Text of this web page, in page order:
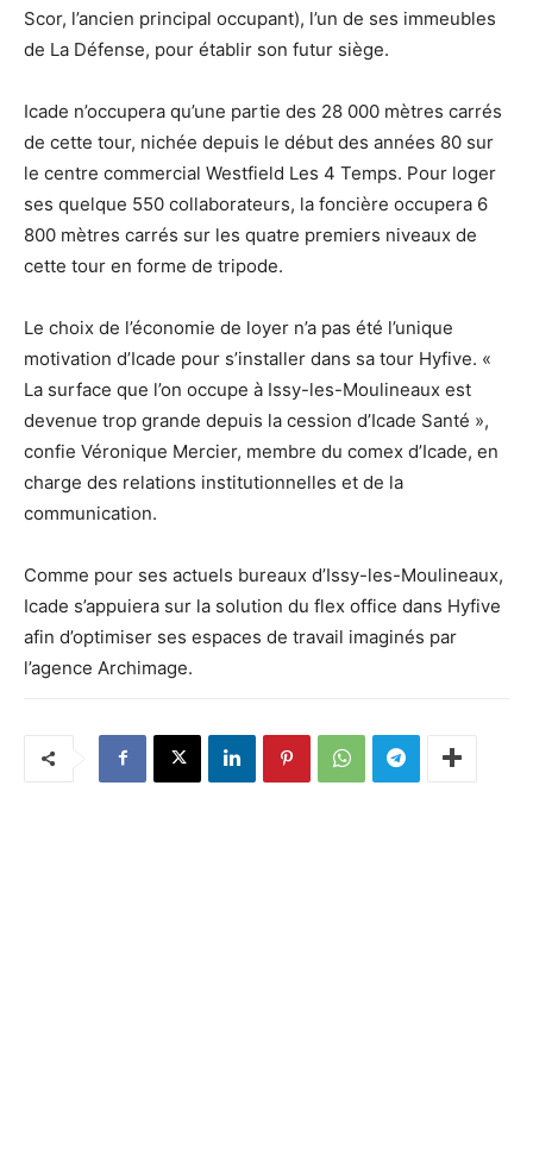
Scor, l’ancien principal occupant), l’un de ses immeubles
de La Défense, pour établir son futur siège.
Icade n’occupera qu’une partie des 28 000 mètres carrés
de cette tour, nichée depuis le début des années 80 sur
le centre commercial Westfield Les 4 Temps. Pour loger
ses quelque 550 collaborateurs, la foncière occupera 6
800 mètres carrés sur les quatre premiers niveaux de
cette tour en forme de tripode.
Le choix de l’économie de loyer n’a pas été l’unique
motivation d’Icade pour s’installer dans sa tour Hyfive. «
La surface que l’on occupe à Issy-les-Moulineaux est
devenue trop grande depuis la cession d’Icade Santé »,
confie Véronique Mercier, membre du comex d’Icade, en
charge des relations institutionnelles et de la
communication.
Comme pour ses actuels bureaux d’Issy-les-Moulineaux,
Icade s’appuiera sur la solution du flex office dans Hyfive
afin d’optimiser ses espaces de travail imaginés par
l’agence Archimage.